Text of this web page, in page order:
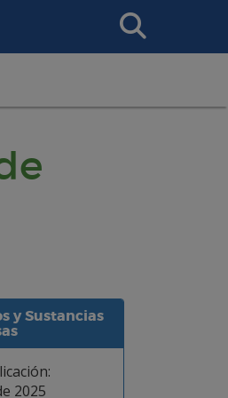
Search
This
y Sustancias
2025